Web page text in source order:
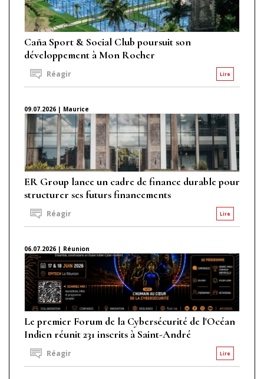
Caña Sport & Social Club poursuit son
développement à Mon Rocher
Lire
Réagir
09.07.2026 | Maurice
ER Group lance un cadre de finance durable pour
structurer ses futurs financements
Lire
Réagir
06.07.2026 | Réunion
Le premier Forum de la Cybersécurité de l'Océan
Indien réunit 231 inscrits à Saint-André
Lire
Réagir